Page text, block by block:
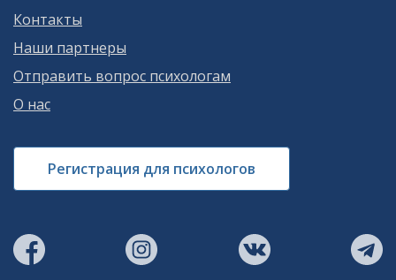
Контакты
Наши партнеры
Отправить вопрос психологам
О нас
Регистрация для психологов